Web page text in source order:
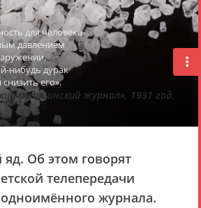
для человека
давлением
нибудь дурак
его».
медицинский журнал», 1931 год.
Об этом говорят
телепередачи
журнала.